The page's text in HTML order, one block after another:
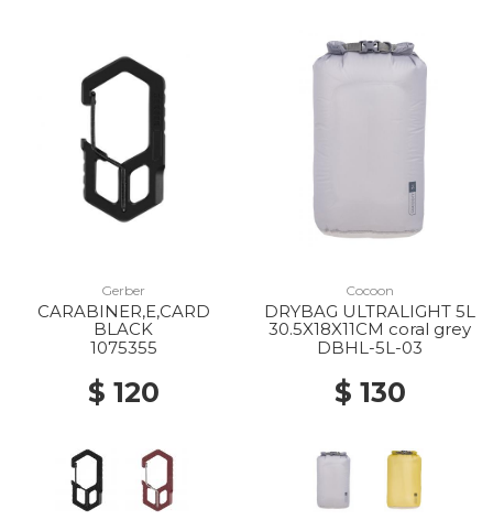
Gerber
CARABINER,E,CARD
BLACK
1075355
$ 120
Cocoon
DRYBAG ULTRALIGHT 5L
30.5X18X11CM coral grey
DBHL-5L-03
$ 130